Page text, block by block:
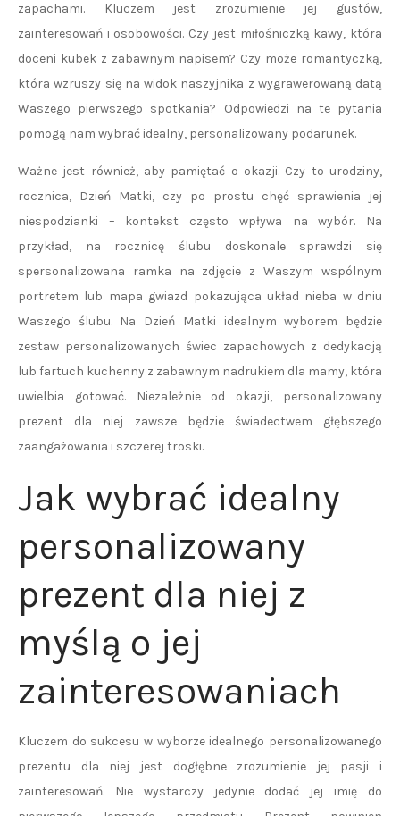
zapachami. Kluczem jest zrozumienie jej gustów,
zainteresowań i osobowości. Czy jest miłośniczką kawy, która
doceni kubek z zabawnym napisem? Czy może romantyczką,
która wzruszy się na widok naszyjnika z wygrawerowaną datą
Waszego pierwszego spotkania? Odpowiedzi na te pytania
pomogą nam wybrać idealny, personalizowany podarunek.
Ważne jest również, aby pamiętać o okazji. Czy to urodziny,
rocznica, Dzień Matki, czy po prostu chęć sprawienia jej
niespodzianki – kontekst często wpływa na wybór. Na
przykład, na rocznicę ślubu doskonale sprawdzi się
spersonalizowana ramka na zdjęcie z Waszym wspólnym
portretem lub mapa gwiazd pokazująca układ nieba w dniu
Waszego ślubu. Na Dzień Matki idealnym wyborem będzie
zestaw personalizowanych świec zapachowych z dedykacją
lub fartuch kuchenny z zabawnym nadrukiem dla mamy, która
uwielbia gotować. Niezależnie od okazji, personalizowany
prezent dla niej zawsze będzie świadectwem głębszego
zaangażowania i szczerej troski.
Jak wybrać idealny
personalizowany
prezent dla niej z
myślą o jej
zainteresowaniach
Kluczem do sukcesu w wyborze idealnego personalizowanego
prezentu dla niej jest dogłębne zrozumienie jej pasji i
zainteresowań. Nie wystarczy jedynie dodać jej imię do